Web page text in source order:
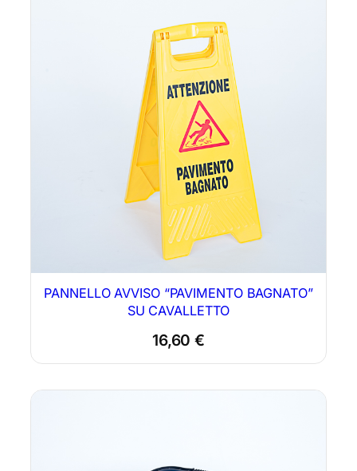
PANNELLO AVVISO “PAVIMENTO BAGNATO”
SU CAVALLETTO
16,60€